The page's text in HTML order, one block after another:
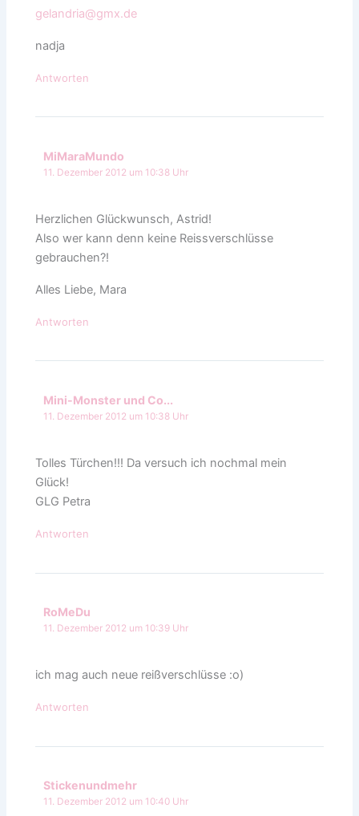
gelandria@gmx.de
nadja
Antworten
MiMaraMundo
11. Dezember 2012 um 10:38 Uhr
Herzlichen Glückwunsch, Astrid!
Also wer kann denn keine Reissverschlüsse
gebrauchen?!
Alles Liebe, Mara
Antworten
Mini-Monster und Co...
11. Dezember 2012 um 10:38 Uhr
Tolles Türchen!!! Da versuch ich nochmal mein
Glück!
GLG Petra
Antworten
RoMeDu
11. Dezember 2012 um 10:39 Uhr
ich mag auch neue reißverschlüsse :o)
Antworten
Stickenundmehr
11. Dezember 2012 um 10:40 Uhr